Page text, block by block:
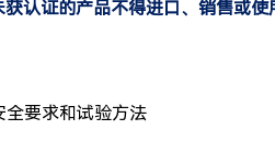
认证的产品不得进口、销售或使
全要求和试验方法